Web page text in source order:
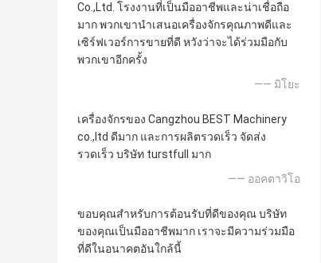
Co.,Ltd. โรงงานที่เป็นมืออาชีพและน่าเชื่อถือ
มาก พวกเขานำเสนอเครื่องจักรคุณภาพดีและ
เซิร์ฟเวอร์การขายที่ดี หวังว่าจะได้ร่วมมือกับ
พวกเขาอีกครั้ง
—— มิโยะ
เครื่องจักรของ Cangzhou BEST Machinery
co.,ltd ดีมาก และการผลิตรวดเร็ว จัดส่ง
รวดเร็ว บริษัท turstfull มาก
—— ออคตาวิโอ
ขอบคุณสำหรับการต้อนรับที่ดีของคุณ บริษัท
ของคุณเป็นมืออาชีพมาก เราจะมีความร่วมมือ
ที่ดีในอนาคตอันใกล้นี้